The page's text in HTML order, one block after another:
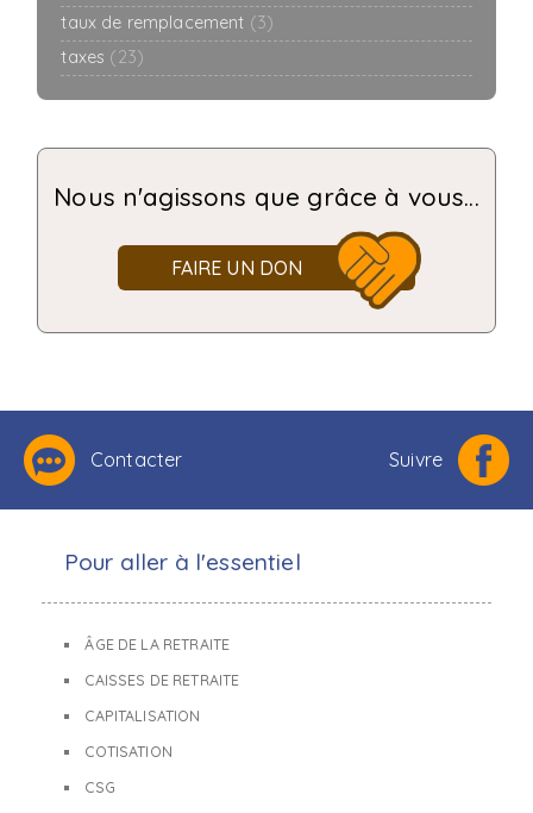
taux de remplacement (3)
taxes (23)
Nous n'agissons que grâce à vous...
FAIRE UN DON
Contacter Suivre
Pour aller à l'essentiel
ÂGE DE LA RETRAITE
CAISSES DE RETRAITE
CAPITALISATION
COTISATION
CSG